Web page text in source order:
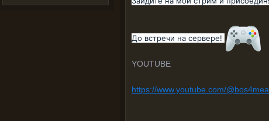
До встречи на сервере!
YOUTUBE
https://www.youtube.com/@bos4mea